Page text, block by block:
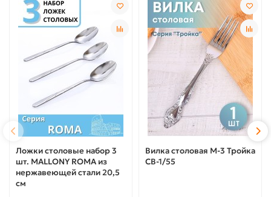
Ложки столовые набор 3
шт. MALLONY ROMA из
нержавеющей стали 20,5
см
Вилка столовая М-3 Тройка
СВ-1/55